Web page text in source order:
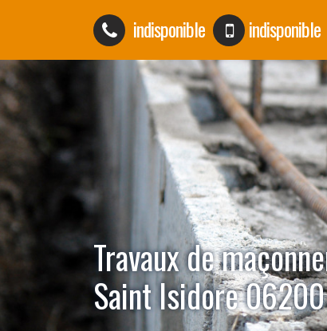
indisponible indisponible
Travaux de
Saint Isidore 06200